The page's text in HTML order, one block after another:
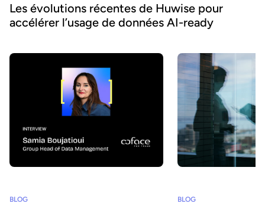
Les évolutions récentes de Huwise pour
accélérer l’usage de données AI-ready
BLOG BLOG